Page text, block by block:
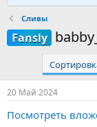
Сливы
Fansly
20 Май 2024
Посмотреть